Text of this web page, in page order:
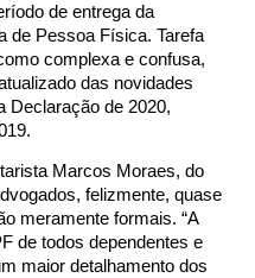
de entrega da
de Pessoa Física. Tarefa
complexa e confusa,
das novidades
Declaração de 2020,
Marcos Moraes, do
felizmente, quase
meramente formais. “A
de todos dependentes e
maior detalhamento dos